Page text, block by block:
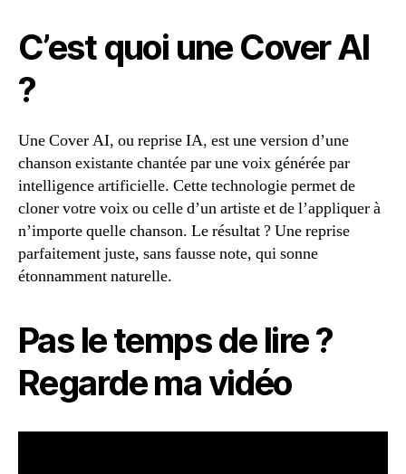
C’est quoi une Cover AI
?
Une Cover AI, ou reprise IA, est une version d’une
chanson existante chantée par une voix générée par
intelligence artificielle. Cette technologie permet de
cloner votre voix ou celle d’un artiste et de l’appliquer à
n’importe quelle chanson. Le résultat ? Une reprise
parfaitement juste, sans fausse note, qui sonne
étonnamment naturelle.
Pas le temps de lire ?
Regarde ma vidéo